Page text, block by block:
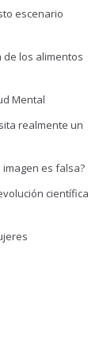
escenario
de los alimentos
Mental
realmente un
es falsa?
científica